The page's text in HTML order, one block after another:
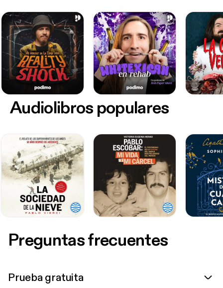
Audiolibros populares
Preguntas frecuentes
Prueba gratuita